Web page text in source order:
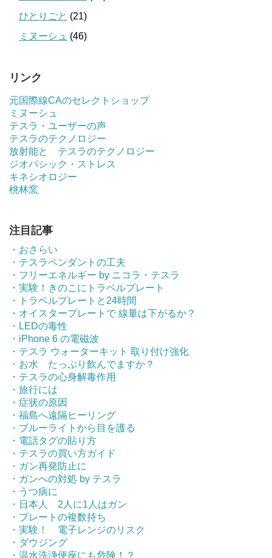
ひとりごと (21)
ミヌーシュ (46)
リンク
元国際線CAのセレクトショップ
ミヌーシュ
テスラ・ユーザーの声
テスラのテクノロジー
放射能と テスラのテクノロジー
ジオパシック・ストレス
キネシオロジー
桃林窯
注目記事
・おさらい
・テスラペンダントの工夫
・フリーエネルギー by ニコラ・テスラ
・実験！きのこにトラベルプレート
・トラベルプレートと24時間
・オイスタープレートで 線量は下がるか？
・LEDの毒性
・iPhone 6 の電磁波
・テスラ ウォーターキット 取り付け強化
・お水 たっぷり飲んでますか？
・テスラの心身解毒作用
・旅行には
・症状の原因
・福島へ遠隔ヒーリング
・ブルーライトから目を護る
・電話タグの貼り方
・テスラの買い方ガイド
・ガン再発防止に
・ガンへの対処 by テスラ
・うつ病に
・日本人 2人に1人はガン
・プレートの複数持ち
・実験！ 電子レンジのリスク
・ダウジング
・温水洗浄便座にも危険！？